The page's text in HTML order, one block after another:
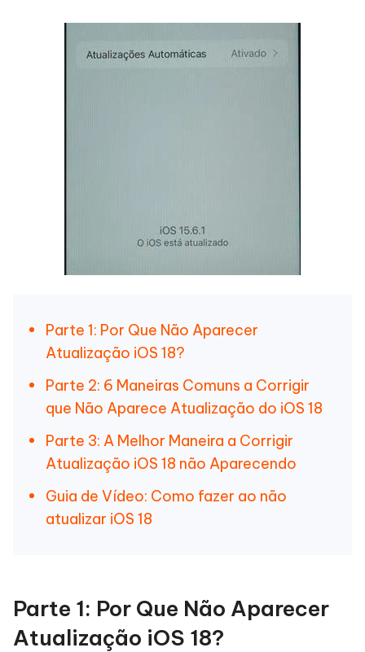
Parte 1: Por Que Não Aparecer
Atualização iOS 18?
Parte 2: 6 Maneiras Comuns a Corrigir
que Não Aparece Atualização do iOS 18
Parte 3: A Melhor Maneira a Corrigir
Atualização iOS 18 não Aparecendo
Guia de Vídeo: Como fazer ao não
atualizar iOS 18
Parte 1: Por Que Não Aparecer
Atualização iOS 18?